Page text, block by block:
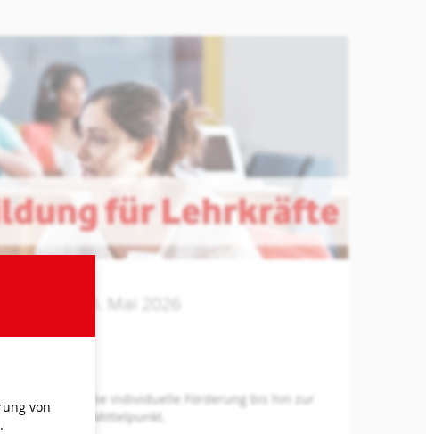
Mi, 20. Mai 2026
über die individuelle Förderung bis hin zur
Alltag
im Mittelpunkt.
von